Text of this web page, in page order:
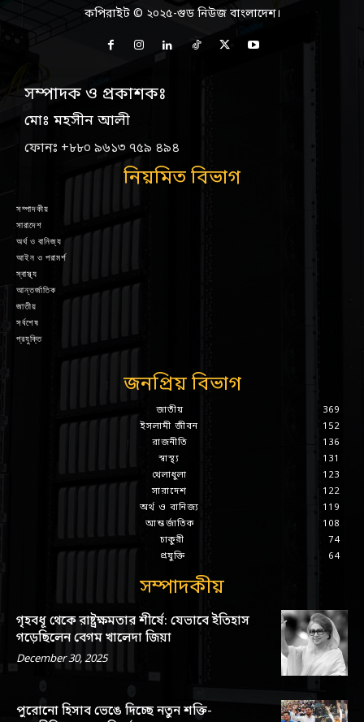
কপিরাইট © ২০২৫-গুড নিউজ বাংলাদেশ।
সম্পাদক ও প্রকাশকঃ
মোঃ মহসীন আলী
ফোনঃ +৮৮০ ৯৬১৩ ৭৫৯ ৪৯৪
নিয়মিত বিভাগ
সম্পাদকীয়
সারাদেশ
অর্থ ও বানিজ্য
আইন ও পরামর্শ
স্বাস্থ্য
আন্তর্জাতিক
জাতীয়
সর্বশেষ
প্রযুক্তি
জনপ্রিয় বিভাগ
জাতীয়
369
ইসলামী জীবন
152
রাজনীতি
136
স্বাস্থ্য
131
খেলাধুলা
123
সারাদেশ
122
অর্থ ও বানিজ্য
119
আন্তর্জাতিক
108
চাকুরী
74
প্রযুক্তি
64
সম্পাদকীয়
গৃহবধূ থেকে রাষ্ট্রক্ষমতার শীর্ষে: যেভাবে ইতিহাস
গড়েছিলেন বেগম খালেদা জিয়া
December 30, 2025
পুরোনো হিসাব ভেঙে দিচ্ছে নতুন শক্তি-